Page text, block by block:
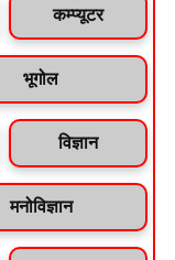
कम्प्यूटर
भूगोल
विज्ञान
मनोविज्ञान